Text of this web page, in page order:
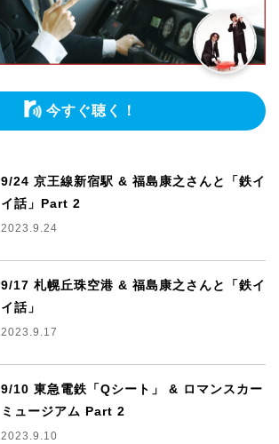
今すぐ聴く！
9/24 京王線新宿駅 & 福島康之さんと「鉄イ
イ話」Part 2
2023.9.24
9/17 札幌丘珠空港 & 福島康之さんと「鉄イ
イ話」
2023.9.17
9/10 東急電鉄「Qシート」 & ロマンスカー
ミュージアム Part 2
2023.9.10